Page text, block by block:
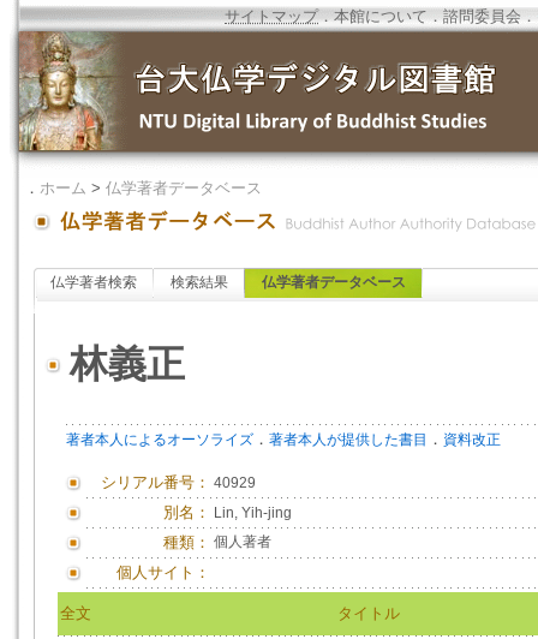
サイトマップ．本館について ．諮問委員会 ．
． ホーム > 仏学著者データベース
仏学著者検索 検索結果 仏学著者データベース
林義正
著者本人によるオーソライズ ． 著者本人が提供した書目 ． 資料改正
シリアル番号： 40929
別名： Lin, Yih-jing
種類： 個人著者
個人サイト：
全文 タイトル